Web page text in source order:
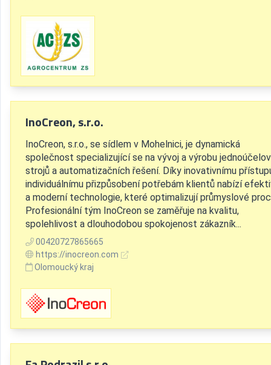
InoCreon, s.r.o.
InoCreon, s.r.o., se sídlem v Mohelnici, je dynamická
společnost specializující se na vývoj a výrobu
strojů a automatizačních řešení. Díky inovativnímu
individuálnímu přizpůsobení potřebám klientů nabízí
a moderní technologie, které optimalizují průmyslové
Profesionální tým InoCreon se zaměřuje na kvalitu,
spolehlivost a dlouhodobou spokojenost zákazník...
00420727865665
https://inocreon.com
Olomoucký kraj